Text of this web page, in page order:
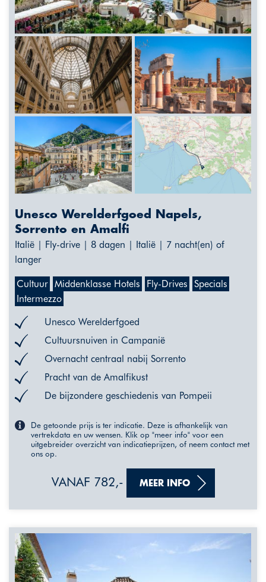
Unesco Werelderfgoed Napels,
Sorrento en Amalfi
Italië | Fly-drive | 8 dagen | Italië | 7 nacht(en) of
langer
Cultuur Middenklasse Hotels Fly-Drives
Specials
Intermezzo
Unesco Werelderfgoed
Cultuursnuiven in Campanië
Overnacht centraal nabij Sorrento
Pracht van de Amalfikust
De bijzondere geschiedenis van Pompeii
De getoonde prijs is ter indicatie. Deze is afhankelijk van
vertrekdata en uw wensen. Klik op "meer info" voor een
uitgebreider overzicht van indicatieprijzen, of neem contact met
ons op.
VANAF 782,- MEER INFO